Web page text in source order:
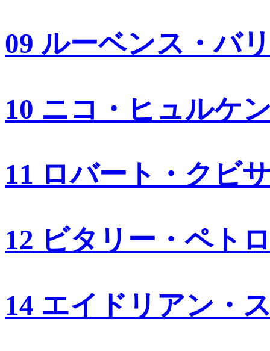
09 ルーベンス・バ
10 ニコ・ヒュルケ
11 ロバート・クビ
12 ビタリー・ペト
14 エイドリアン・